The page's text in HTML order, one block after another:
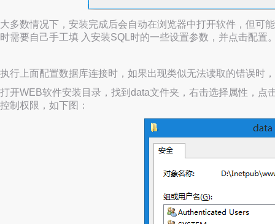
大多数情况下，安装完成后会自动在浏览器中打开软件，但可
时需要自己手工填 入安装SQL时的一些设置参数，并点击配置
执行上面配置数据库连接时，如果出现类似无法读取的错误时
打开WEB软件安装目录，找到data文件夹，右击选择属性，
控制权限，如下图：